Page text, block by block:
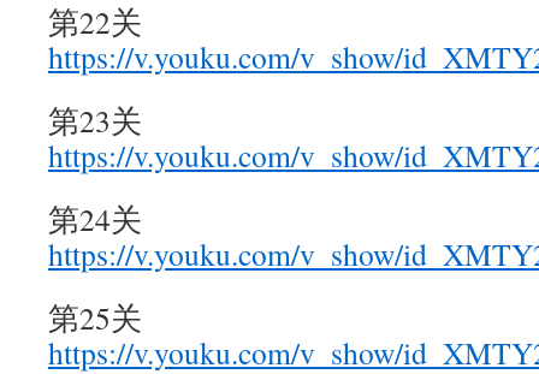
第22关
https://v.youku.com/v_show/
第23关
https://v.youku.com/v_show/
第24关
https://v.youku.com/v_show/
第25关
https://v.youku.com/v_show/